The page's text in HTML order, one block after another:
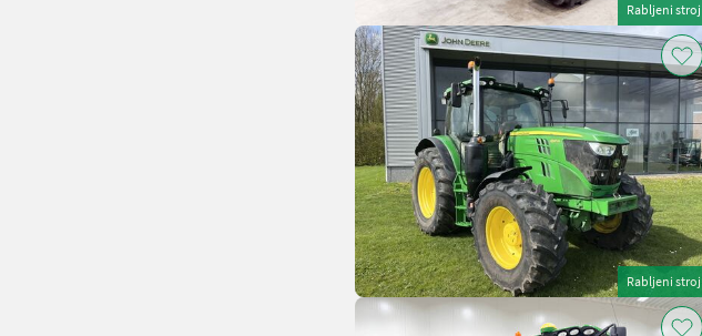
Rabljeni stroj
Rabljeni stroj